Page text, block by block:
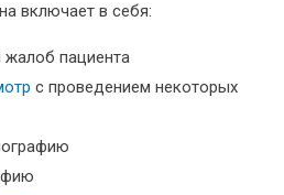
включает в себя:
пациента
с проведением некоторых